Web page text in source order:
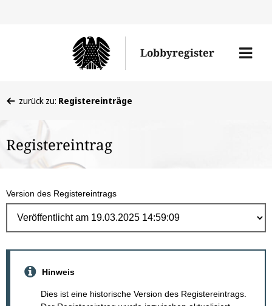
Lobbyregister
Menü
befinden
hier:
zurück zu: Registereinträge
Registereintrag
Version des Registereintrags
Hinweis
Dies ist eine historische Version des Registereintrags.